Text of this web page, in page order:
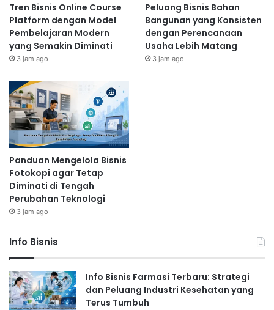
Tren Bisnis Online Course
Platform dengan Model
Pembelajaran Modern
yang Semakin Diminati
3 jam ago
Peluang Bisnis Bahan
Bangunan yang Konsisten
dengan Perencanaan
Usaha Lebih Matang
3 jam ago
Panduan Mengelola Bisnis
Fotokopi agar Tetap
Diminati di Tengah
Perubahan Teknologi
3 jam ago
Info Bisnis
Info Bisnis Farmasi Terbaru: Strategi
dan Peluang Industri Kesehatan yang
Terus Tumbuh